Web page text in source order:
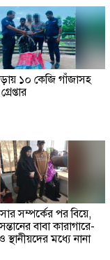
১০ কেজি গাঁজাসহ
সম্পর্কের পর বিয়ে,
বাবা কারাগারে-
স্থানীয়দের মধ্যে নানা